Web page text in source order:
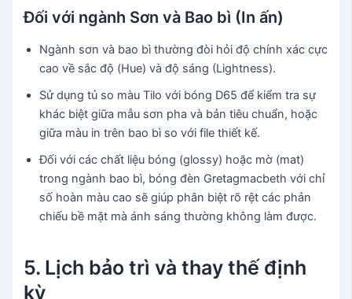
Đối với ngành Sơn và Bao bì (In ấn)
Ngành sơn và bao bì thường đòi hỏi độ chính xác cực
cao về sắc độ (Hue) và độ sáng (Lightness).
Sử dụng tủ so màu Tilo với bóng D65 để kiểm tra sự
khác biệt giữa mẫu sơn pha và bản tiêu chuẩn, hoặc
giữa màu in trên bao bì so với file thiết kế.
Đối với các chất liệu bóng (glossy) hoặc mờ (mat)
trong ngành bao bì, bóng đèn Gretagmacbeth với chỉ
số hoàn màu cao sẽ giúp phân biệt rõ rệt các phản
chiếu bề mặt mà ánh sáng thường không làm được.
5. Lịch bảo trì và thay thế định
kỳ